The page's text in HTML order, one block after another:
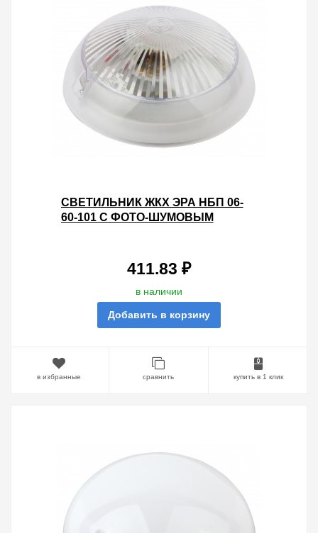
СВЕТИЛЬНИК ЖКХ ЭРА НБП 06-
60-101 С ФОТО-ШУМОВЫМ
411.83 ₽
в наличии
Добавить в корзину
в избранные сравнить купить в 1 клик